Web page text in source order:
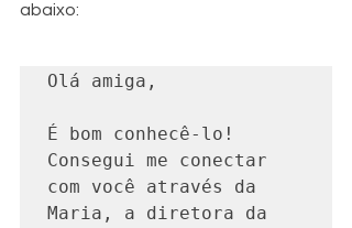
abaixo:
Olá amiga,
É bom conhecê-lo!
Consegui me conectar
com você através da
Maria, a diretora da